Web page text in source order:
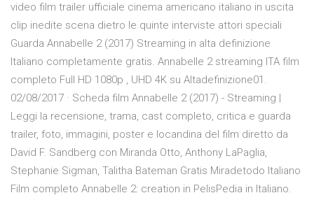
video film trailer ufficiale cinema americano italiano in uscita
clip inedite scena dietro le quinte interviste attori speciali
Guarda Annabelle 2 (2017) Streaming in alta definizione
Italiano completamente gratis. Annabelle 2 streaming ITA film
completo Full HD 1080p , UHD 4K su Altadefinizione01.
02/08/2017 · Scheda film Annabelle 2 (2017) - Streaming |
Leggi la recensione, trama, cast completo, critica e guarda
trailer, foto, immagini, poster e locandina del film diretto da
David F. Sandberg con Miranda Otto, Anthony LaPaglia,
Stephanie Sigman, Talitha Bateman Gratis Miradetodo Italiano
Film completo Annabelle 2: creation in PelisPedia in Italiano.